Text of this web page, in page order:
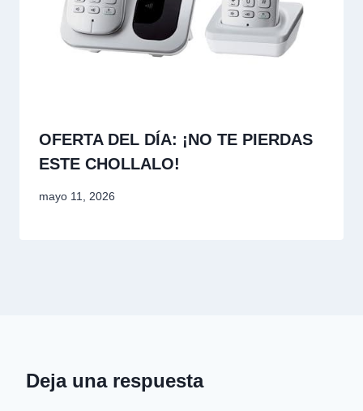
OFERTA DEL DÍA: ¡NO TE PIERDAS
ESTE CHOLLALO!
mayo 11, 2026
Deja una respuesta